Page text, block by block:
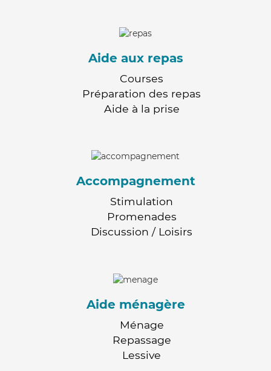
Aide aux repas
Courses
Préparation des repas
Aide à la prise
Accompagnement
Stimulation
Promenades
Discussion / Loisirs
Aide ménagère
Ménage
Repassage
Lessive